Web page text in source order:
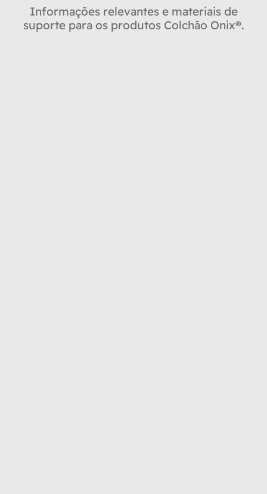
Informações relevantes e materiais de
suporte para os produtos Colchão Onix®.